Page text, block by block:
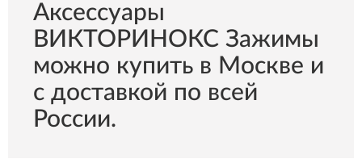
Aксессуары
ВИКТОРИНОКС Зажимы
можно купить в Москве и
с доставкой по всей
России.